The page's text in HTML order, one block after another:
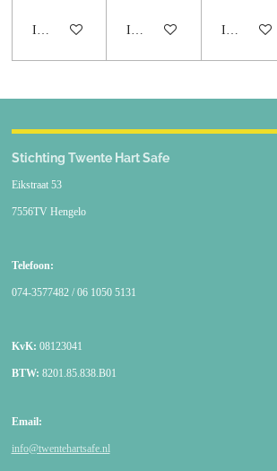
In winkelwagen In winkelwagen In
Stichting Twente Hart Safe
Eikstraat 53
7556TV Hengelo
Telefoon:
074-3577482 / 06 1050 5131
KvK: 08123041
BTW: 8201.85.838.B01
Email:
info@twentehartsafe.nl